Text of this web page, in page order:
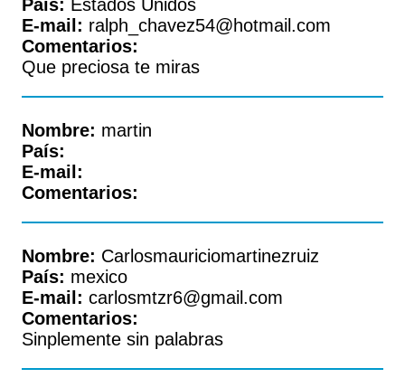
País: Estados Unidos
E-mail: ralph_chavez54@hotmail.com
Comentarios:
Que preciosa te miras
Nombre: martin
País:
E-mail:
Comentarios:
Nombre: Carlosmauriciomartinezruiz
País: mexico
E-mail: carlosmtzr6@gmail.com
Comentarios:
Sinplemente sin palabras